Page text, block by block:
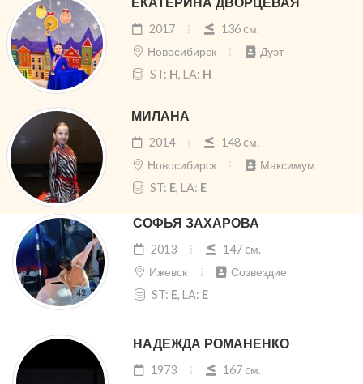
2017
136 cм.
Новосибирск
Дуэт
ST: H, LA: H
МИЛАНА
2014
148 cм.
Новосибирск
Максимум
ST: E, LA: E
СОФЬЯ ЗАХАРОВА
2013
147 cм.
Ижевск
Созвездие
ST: E, LA: E
НАДЕЖДА РОМАНЕНКО
1973
167 cм.